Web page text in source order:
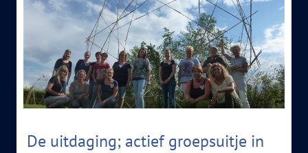
De uitdaging; actief groepsuitje in